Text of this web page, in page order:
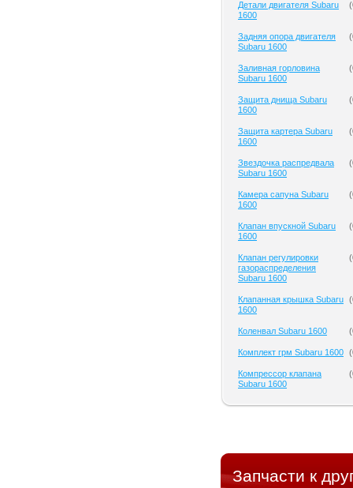
Детали двигателя Subaru
1600
(
Задняя опора двигателя
Subaru 1600
(
Заливная горловина
Subaru 1600
(
Защита днища Subaru
1600
(
Защита картера Subaru
1600
(
Звездочка распредвала
Subaru 1600
(
Камера сапуна Subaru
1600
(
Клапан впускной Subaru
1600
(
Клапан регулировки
газораспределения
Subaru 1600
(
Клапанная крышка Subaru
1600
(
Коленвал Subaru 1600 (
Комплект грм Subaru 1600 (
Компрессор клапана
Subaru 1600
(
Запчасти к